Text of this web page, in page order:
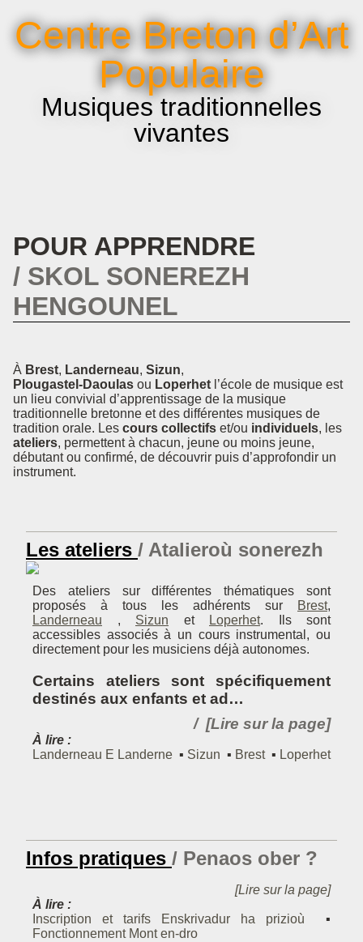
Centre Breton d’Art
Populaire
Musiques traditionnelles
vivantes
Infos pratiques
POUR APPRENDRE
SKOL SONEREZH
HENGOUNEL
À Brest, Landerneau, Sizun,
Plougastel-Daoulas ou Loperhet l’école de musique est
un lieu convivial d’apprentissage de la musique
traditionnelle bretonne et des différentes musiques de
tradition orale. Les cours collectifs et/ou individuels, les
ateliers, permettent à chacun, jeune ou moins jeune,
débutant ou confirmé, de découvrir puis d’approfondir un
instrument.
Les ateliers Atalieroù sonerezh
Des ateliers sur différentes thématiques sont
proposés à tous les adhérents sur
Brest,
Landerneau , Sizun et Loperhet. Ils sont
accessibles associés à un cours instrumental, ou
directement pour les musiciens déjà autonomes.
Certains ateliers sont spécifiquement
destinés aux enfants et ad…
[Lire sur la page]
À lire :
Landerneau E Landerne Sizun Brest Loperhet
Infos pratiques Penaos ober ?
[Lire sur la page]
À lire :
Inscription et tarifs
Enskrivadur ha prizioù
Fonctionnement Mont en-dro